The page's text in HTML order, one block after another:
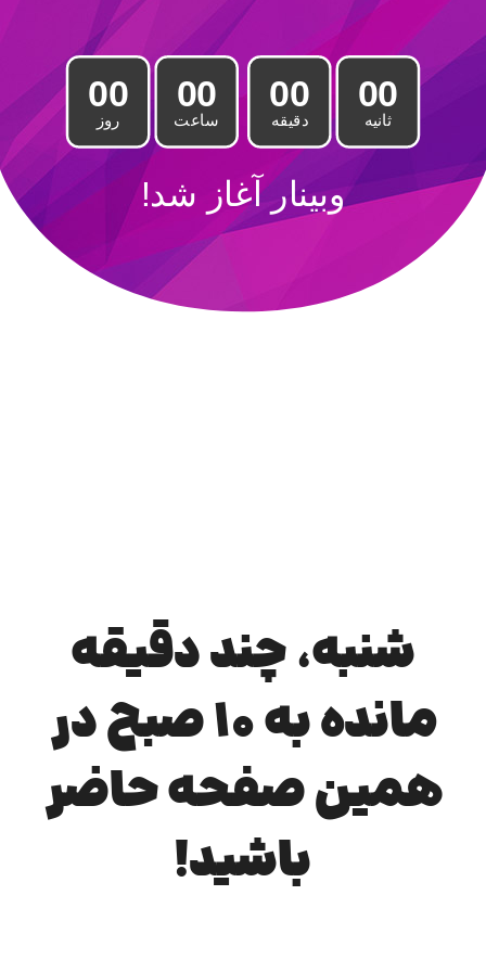
00
روز
00
ساعت
00
دقیقه
00
ثانیه
وبینار آغاز شد!
شنبه، چند دقیقه
مانده به 10 صبح در
همین صفحه حاضر
باشید!